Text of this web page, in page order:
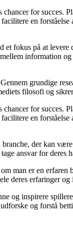
for succes.
en
fokus på at levere
information
grundige
filosofi og
for succes.
en
der kan
ansvar for deres
man er en
deres erfaringer og
og inspirere
og forstå